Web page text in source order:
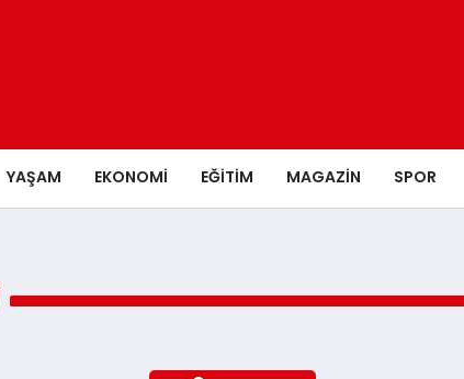
YAŞAM EKONOMI EĞITIM MAGAZIN SPOR